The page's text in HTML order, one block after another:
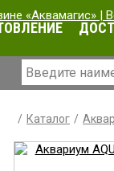
Каталог